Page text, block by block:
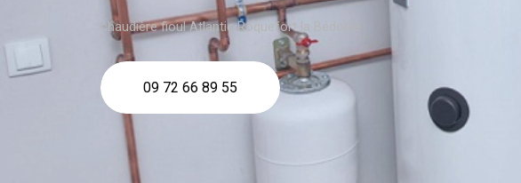
chaudière fioul Atlantic Roquefort la Bédoule
09 72 66 89 55